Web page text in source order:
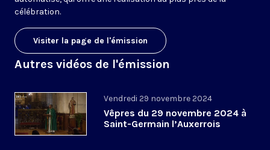
célébration.
Visiter la page de l'émission
Autres vidéos de l'émission
Vendredi 29 novembre 2024
Vêpres du 29 novembre 2024 à
Saint-Germain l’Auxerrois